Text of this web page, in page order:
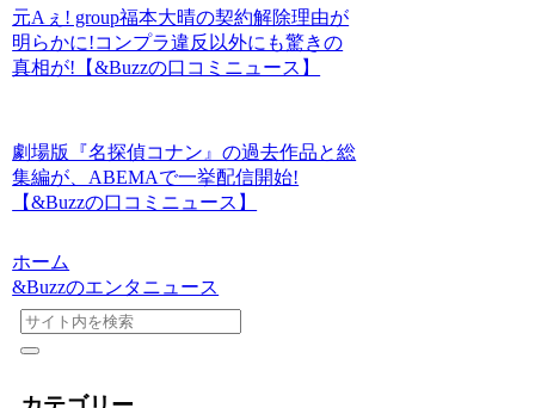
元Aぇ! group福本大晴の契約解除理由が
明らかに!コンプラ違反以外にも驚きの
真相が!【&Buzzの口コミニュース】
劇場版『名探偵コナン』の過去作品と総
集編が、ABEMAで一挙配信開始!
【&Buzzの口コミニュース】
ホーム
&Buzzのエンタニュース